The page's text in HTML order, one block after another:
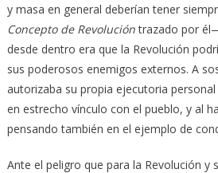
y masa en general deberían tener
Concepto de Revolucióntrazado por
desde dentro era que la Revolución
sus poderosos enemigos externos. A
autorizaba su propia ejecutoria
en estrecho vínculo con el pueblo, y al
pensando también en el ejemplo de
Ante el peligro que para la Revolución y